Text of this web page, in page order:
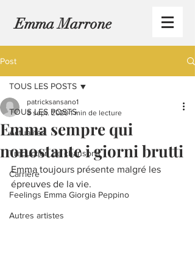
Emma Marrone
Post
TOUS LES POSTS
Actualités
Traduction de chansons
Carrière
Feelings Emma Giorgia Peppino
Autres artistes
TOUS LES POSTS
Emma sempre qui
nonostante i giorni brutti
patricksansano1
8 sept. 2020 1 min de lecture
Emma toujours présente malgré les
épreuves de la vie.